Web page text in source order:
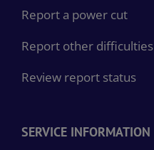
Report a power cut
Report other difficulties
Review report status
SERVICE INFORMATION